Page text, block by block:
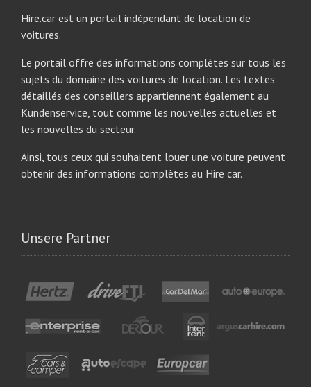
Hire.car est un portail indépendant de location de
voitures.
Le portail offre des informations complètes sur tous les
sujets du domaine des voitures de location. Les textes
détaillés des conseillers appartiennent également au
Kundenservice, tout comme les nouvelles actuelles et
les nouvelles du secteur.
Ainsi, tous ceux qui souhaitent louer une voiture peuvent
obtenir des informations complètes au Hire car.
Unsere Partner